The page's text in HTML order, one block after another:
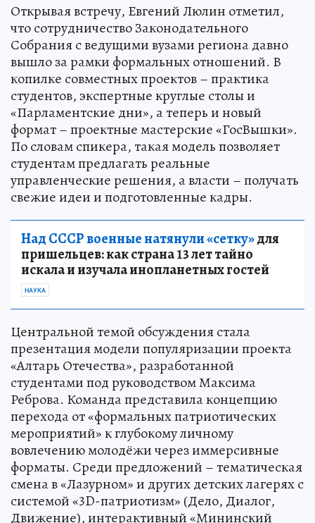
Открывая встречу, Евгений Люлин отметил,
что сотрудничество Законодательного
Собрания с ведущими вузами региона давно
вышло за рамки формальных отношений. В
копилке совместных проектов – практика
студентов, экспертные круглые столы и
«Парламентские дни», а теперь и новый
формат – проектные мастерские «ГосВышки».
По словам спикера, такая модель позволяет
студентам предлагать реальные
управленческие решения, а власти – получать
свежие идеи и подготовленные кадры.
Над СССР военные натянули «сетку»для
пришельцев: как страна 13 лет тайно
искала и изучала инопланетных гостей
НАУКА
Центральной темой обсуждения стала
презентация модели популяризации проекта
«Алтарь Отечества», разработанной
студентами под руководством Максима
Реброва. Команда представила концепцию
перехода от «формальных патриотических
мероприятий» к глубокому личному
вовлечению молодёжи через иммерсивные
форматы. Среди предложений – тематическая
смена в «Лазурном» и других детских лагерях с
системой «3D-патриотизм» (Дело, Диалог,
Движение), интерактивный «Мининский